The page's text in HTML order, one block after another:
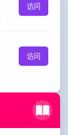
访问
访问